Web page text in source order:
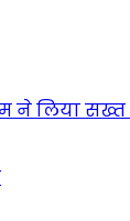
ने लिया